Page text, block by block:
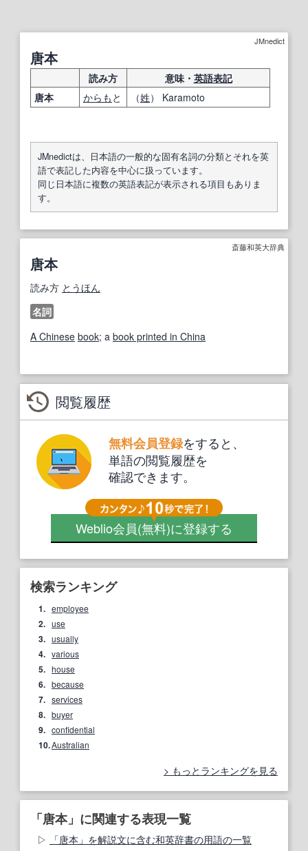
JMnedict
唐本
読み方 意味・ 英語表記
唐本
からも と （姓） Karamoto
JMnedictは、日本語の一般的な固有名詞の分類とそれを英
語で表記した内容を中心に扱っています。
同じ日本語に複数の英語表記が表示される項目もありま
す。
斎藤和英大辞典
唐本
読み方 とうほん
名詞
A Chinese book; a book printed in China
閲覧履歴
無料会員登録をすると、
単語の閲覧履歴を
確認できます。
Weblio会員(無料)に登録する
検索ランキング
1. employee
2. use
3. usually
4. various
5. house
6. because
7. services
8. buyer
9. confidential
10.Australian
もっとランキングを見る
「唐本」に関連する表現一覧
「唐本」を解説文に含む和英辞書の用語の一覧